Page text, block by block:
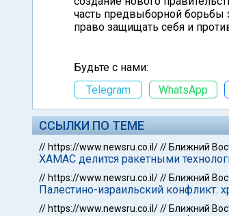
часть предвыборной борьбы
право защищать себя и
Будьте с нами:
Telegram
WhatsApp
ССЫЛКИ ПО ТЕМЕ
// https://www.newsru.co.il/// Ближний
ХАМАС делится ракетными
// https://www.newsru.co.il/// Ближний
Палестино-израильский конфликт:
// https://www.newsru.co.il/// Ближний